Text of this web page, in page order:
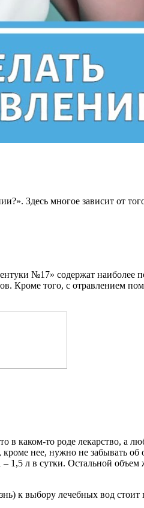
Здесь многое зависит от
№17» содержат
Кроме того, с отравлением
то роде лекарство, а
нее, нужно не забывать
л в сутки. Остальной
к выбору лечебных вод